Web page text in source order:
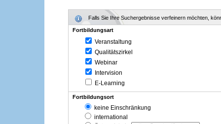
Falls Sie Ihre Suchergebnisse verfeinern möchten,
Fortbildungsart
Veranstaltung
Qualitätszirkel
Webinar
Intervision
E-Learning
Fortbildungsort
keine Einschränkung
international